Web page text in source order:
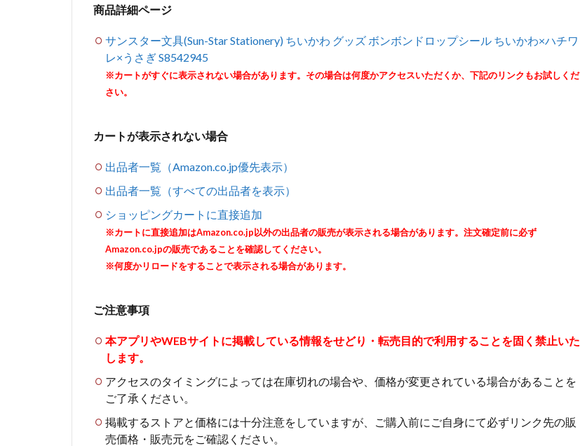
商品詳細ページ
サンスター文具(Sun-Star Stationery) ちいかわ グッズ ボンボンドロップシール ちいかわ×ハチワ
レ×うさぎ S8542945
※カートがすぐに表示されない場合があります。その場合は何度かアクセスいただくか、下記のリンクもお試しくだ
さい。
カートが表示されない場合
出品者一覧（Amazon.co.jp優先表示）
出品者一覧（すべての出品者を表示）
ショッピングカートに直接追加
※カートに直接追加はAmazon.co.jp以外の出品者の販売が表示される場合があります。注文確定前に必ず
Amazon.co.jpの販売であることを確認してください。
※何度かリロードをすることで表示される場合があります。
ご注意事項
本アプリやWEBサイトに掲載している情報をせどり・転売目的で利用することを固く禁止いた
します。
アクセスのタイミングによっては在庫切れの場合や、価格が変更されている場合があることを
ご了承ください。
掲載するストアと価格には十分注意をしていますが、ご購入前にご自身にて必ずリンク先の販
売価格・販売元をご確認ください。